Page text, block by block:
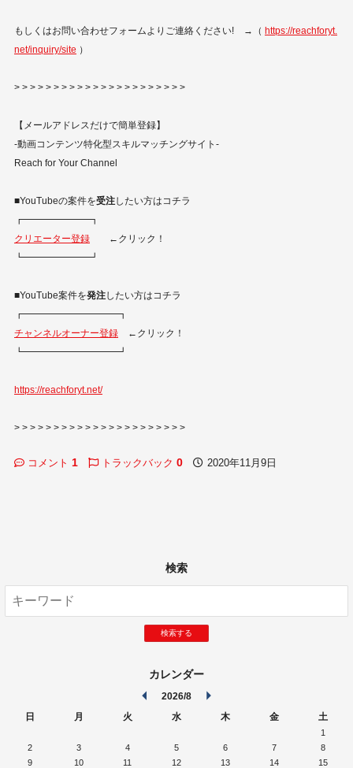
もしくはお問い合わせフォームよりご連絡ください! →（ https://reachforyt.
net/inquiry/site ）
> > > > > > > > > > > > > > > > > > > > > >
【メールアドレスだけで簡単登録】
​-動画コンテンツ特化型スキルマッチングサイト-
Reach for Your Channel
■YouTubeの案件を受注したい方はコチラ
┏━━━━━━━┓
クリエーター登録 ←クリック！
┗━━━━━━━┛
■YouTube案件を発注したい方はコチラ
┏━━━━━━━━━━┓
チャンネルオーナー登録 ←クリック！
┗━━━━━━━━━━┛
https://reachforyt.net/
> > > > > > > > > > > > > > > > > > > > > >
コメント 1 トラックバック 0 2020年11月9日
検索
検索する
カレンダー
2026/8
日
月 火 水 木 金 土
1
2
3 4 5 6 7
8
9
10 11 12 13 14
15